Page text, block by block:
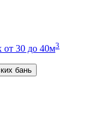
от 30 до 40м3
бань